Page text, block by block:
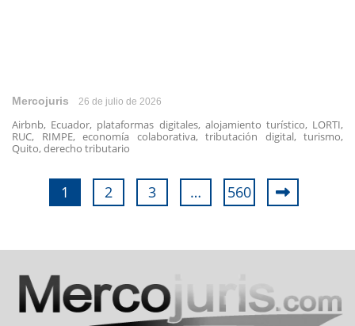
Mercojuris 26 de julio de 2026
Airbnb, Ecuador, plataformas digitales, alojamiento turístico, LORTI,
RUC, RIMPE, economía colaborativa, tributación digital, turismo,
Quito, derecho tributario
1 2 3 … 560